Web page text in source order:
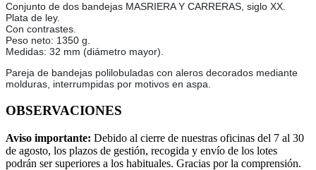
Conjunto de dos bandejas MASRIERA Y CARRERAS, siglo XX.
Plata de ley.
Con contrastes.
Peso neto: 1350 g.
Medidas: 32 mm (diámetro mayor).
Pareja de bandejas polilobuladas con aleros decorados mediante
molduras, interrumpidas por motivos en aspa.
OBSERVACIONES
Aviso importante: Debido al cierre de nuestras oficinas del 7 al 30
de agosto, los plazos de gestión, recogida y envío de los lotes
podrán ser superiores a los habituales. Gracias por la comprensión.